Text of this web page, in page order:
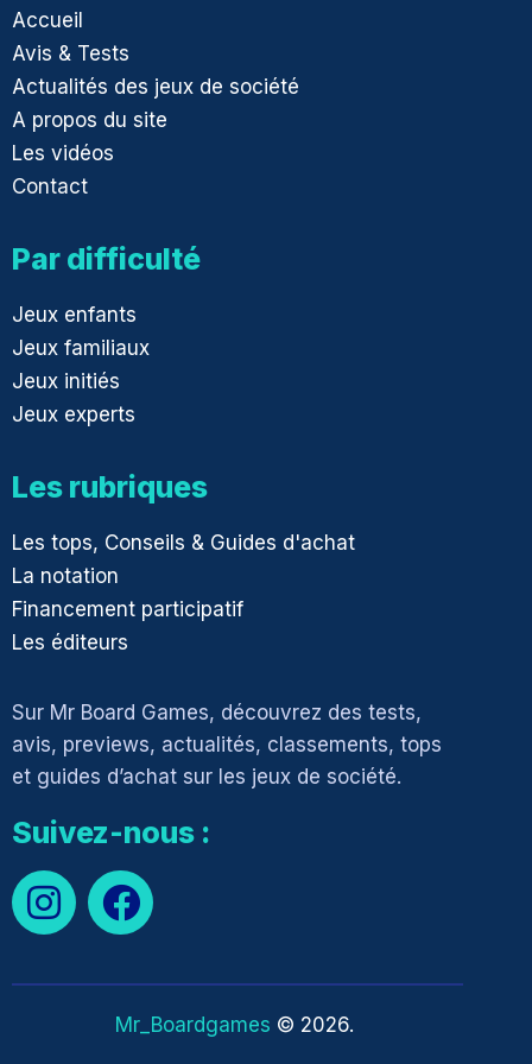
Accueil
Avis & Tests
Actualités des jeux de société
A propos du site
Les vidéos
Contact
Par difficulté
Jeux enfants
Jeux familiaux
Jeux initiés
Jeux experts
Les rubriques
Les tops, Conseils & Guides d'achat
La notation
Financement participatif
Les éditeurs
Sur Mr Board Games, découvrez des tests,
avis, previews, actualités, classements, tops
et guides d’achat sur les jeux de société.
Suivez-nous :
Mr_Boardgames © 2026.